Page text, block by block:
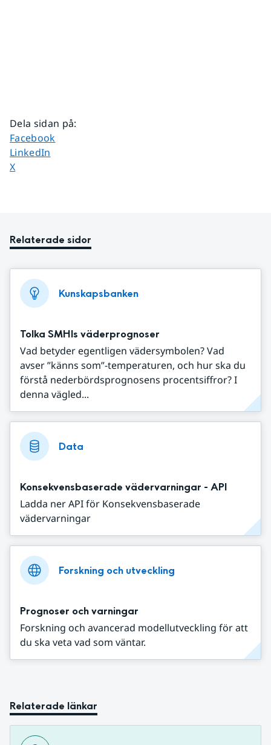
Dela sidan på:
Dela sidan på
Facebook
Dela sidan på
LinkedIn
Dela sidan på
X
Relaterade sidor
Kunskapsbanken
Tolka SMHIs väderprognoser
Vad betyder egentligen vädersymbolen? Vad
avser ”känns som”-temperaturen, och hur ska du
förstå nederbördsprognosens procentsiffror? I
denna vägled...
Data
Konsekvensbaserade vädervarningar - API
Ladda ner API för Konsekvensbaserade
vädervarningar
Forskning och utveckling
Prognoser och varningar
Forskning och avancerad modellutveckling för att
du ska veta vad som väntar.
Relaterade länkar